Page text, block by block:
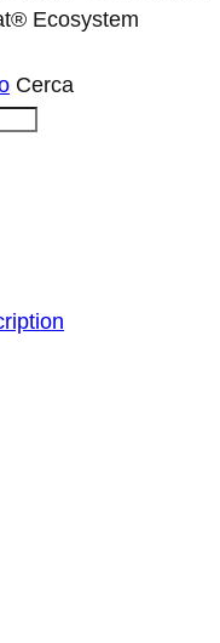
Ecosystem
Cerca